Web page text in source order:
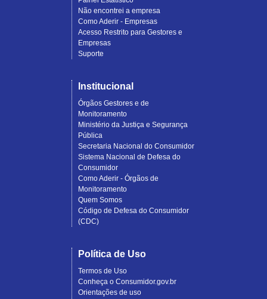
Não encontrei a empresa
Como Aderir - Empresas
Acesso Restrito para Gestores e
Empresas
Suporte
Institucional
Órgãos Gestores e de
Monitoramento
Ministério da Justiça e Segurança
Pública
Secretaria Nacional do Consumidor
Sistema Nacional de Defesa do
Consumidor
Como Aderir - Órgãos de
Monitoramento
Quem Somos
Código de Defesa do Consumidor
(CDC)
Política de Uso
Termos de Uso
Conheça o Consumidor.gov.br
Orientações de uso